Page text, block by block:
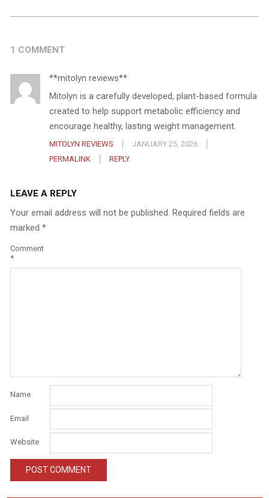
1 COMMENT
**mitolyn reviews**
Mitolyn is a carefully developed, plant-based formula
created to help support metabolic efficiency and
encourage healthy, lasting weight management.
MITOLYN REVIEWS
JANUARY 25, 2026
PERMALINK
REPLY
LEAVE A REPLY
Your email address will not be published. Required fields are
marked *
Comment
*
Name
Email
Website